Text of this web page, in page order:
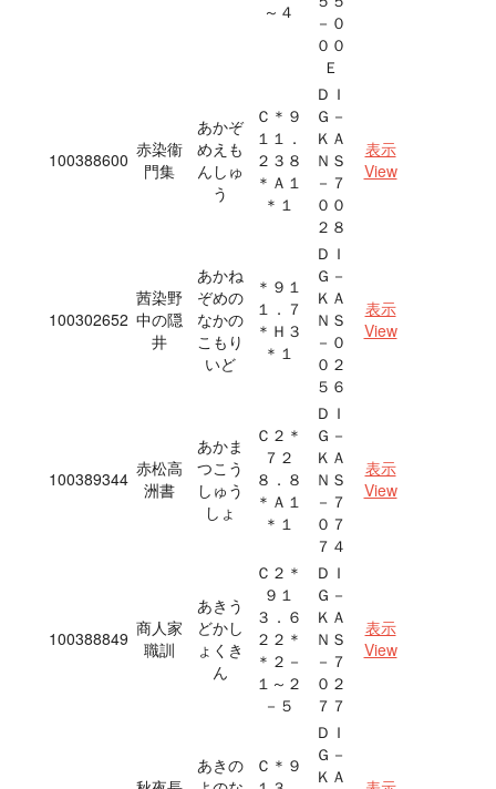
～４
－０
００
Ｅ
100388600 赤染衞
門集
あかぞ
めえも
んしゅ
う
Ｃ＊９
１１．
２３８
＊Ａ１
＊１
ＤＩ
Ｇ－
ＫＡ
ＮＳ
－７
００
２８
表示
View
100302652
茜染野
中の隠
井
あかね
ぞめの
なかの
こもり
いど
＊９１
１．７
＊Ｈ３
＊１
ＤＩ
Ｇ－
ＫＡ
ＮＳ
－０
０２
５６
表示
View
100389344 赤松高
洲書
あかま
つこう
しゅう
しょ
Ｃ２＊
７２
８．８
＊Ａ１
＊１
ＤＩ
Ｇ－
ＫＡ
ＮＳ
－７
０７
７４
表示
View
100388849 商人家
職訓
あきう
どかし
ょくき
ん
Ｃ２＊
９１
３．６
２２＊
＊２－
１～２
－５
ＤＩ
Ｇ－
ＫＡ
ＮＳ
－７
０２
７７
表示
View
あきの
Ｃ＊９
ＤＩ
Ｇ－
ＫＡ